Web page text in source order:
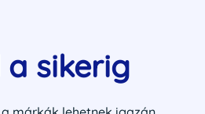
sikerig